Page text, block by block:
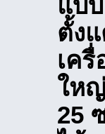
ตั้ง
เค
ให
25